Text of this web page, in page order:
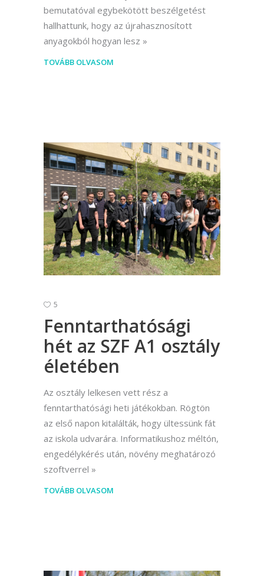
bemutatóval egybekötött beszélgetést
hallhattunk, hogy az újrahasznosított
anyagokból hogyan lesz
TOVÁBB OLVASOM
5
Fenntarthatósági
hét az SZF A1 osztály
életében
Az osztály lelkesen vett rész a
fenntarthatósági heti játékokban. Rögtön
az első napon kitalálták, hogy ültessünk fát
az iskola udvarára. Informatikushoz méltón,
engedélykérés után, növény meghatározó
szoftverrel
TOVÁBB OLVASOM